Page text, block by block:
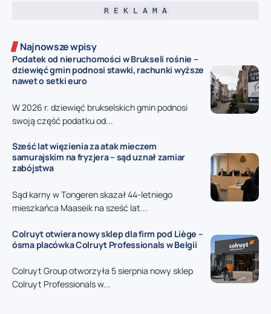
R E K L A M A
Najnowsze wpisy
Podatek od nieruchomości w Brukseli rośnie –
dziewięć gmin podnosi stawki, rachunki wyższe
nawet o setki euro
W 2026 r. dziewięć brukselskich gmin podnosi
swoją część podatku od...
Sześć lat więzienia za atak mieczem
samurajskim na fryzjera – sąd uznał zamiar
zabójstwa
Sąd karny w Tongeren skazał 44-letniego
mieszkańca Maaseik na sześć lat...
Colruyt otwiera nowy sklep dla firm pod Liège –
ósma placówka Colruyt Professionals w Belgii
Colruyt Group otworzyła 5 sierpnia nowy sklep
Colruyt Professionals w...